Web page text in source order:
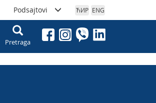
Pretraga
Podsajtovi ЋИР ENG